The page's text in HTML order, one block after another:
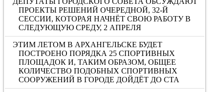
ПРОЕКТЫ РЕШЕНИЙ ОЧЕРЕДНОЙ, 32-Й
СЕССИИ, КОТОРАЯ НАЧНЁТ СВОЮ РАБОТУ В
СЛЕДУЮЩУЮ СРЕДУ, 2 АПРЕЛЯ
ЭТИМ ЛЕТОМ В АРХАНГЕЛЬСКЕ БУДЕТ
ПОСТРОЕНО ПОРЯДКА 25 СПОРТИВНЫХ
ПЛОЩАДОК И, ТАКИМ ОБРАЗОМ, ОБЩЕЕ
КОЛИЧЕСТВО ПОДОБНЫХ СПОРТИВНЫХ
СООРУЖЕНИЙ В ГОРОДЕ ДОЙДЁТ ДО СТА